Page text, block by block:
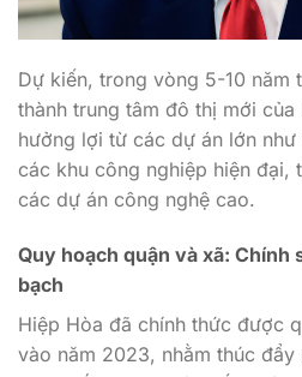
Dự kiến, trong vòng 5-10 năm
thành trung tâm đô thị mới
hưởng lợi từ các dự án lớn
các khu công nghiệp hiện đại,
các dự án công nghệ cao.
Quy hoạch quận và xã: Chính
bạch
Hiệp Hòa đã chính thức được
vào năm 2023, nhằm thúc